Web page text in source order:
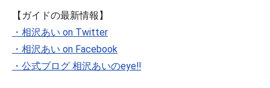
【ガイドの最新情報】
・相沢あい on Twitter
・相沢あい on Facebook
・公式ブログ 相沢あいのeye!!